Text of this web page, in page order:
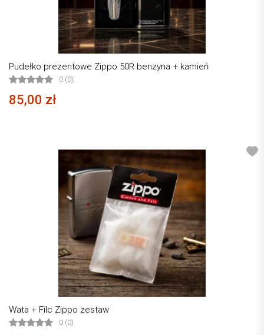
Pudełko prezentowe Zippo 50R benzyna + kamień
0 (0)
85,00 zł
Wata + Filc Zippo zestaw
0 (0)